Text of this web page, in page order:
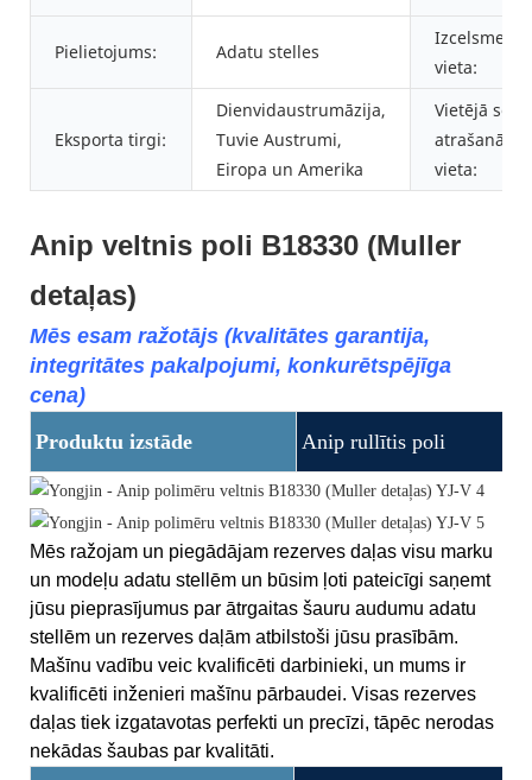
Pielietojums: Adatu stelles
Izcelsmes
vieta:
Eksporta tirgi:
Dienvidaustrumāzija,
Tuvie Austrumi,
Eiropa un Amerika
Vietējā
atrašanās
vieta:
Anip veltnis poli B18330 (Muller
detaļas)
Mēs esam ražotājs (kvalitātes garantija,
integritātes pakalpojumi, konkurētspējīga
cena)
Produktu izstāde
Anip rullītis poli
Mēs ražojam un piegādājam rezerves daļas visu marku
un modeļu adatu stellēm un būsim ļoti pateicīgi saņemt
jūsu pieprasījumus par ātrgaitas šauru audumu adatu
stellēm un rezerves daļām atbilstoši jūsu prasībām.
Mašīnu vadību veic kvalificēti darbinieki, un mums ir
kvalificēti inženieri mašīnu pārbaudei. Visas rezerves
daļas tiek izgatavotas perfekti un precīzi, tāpēc nerodas
nekādas šaubas par kvalitāti.